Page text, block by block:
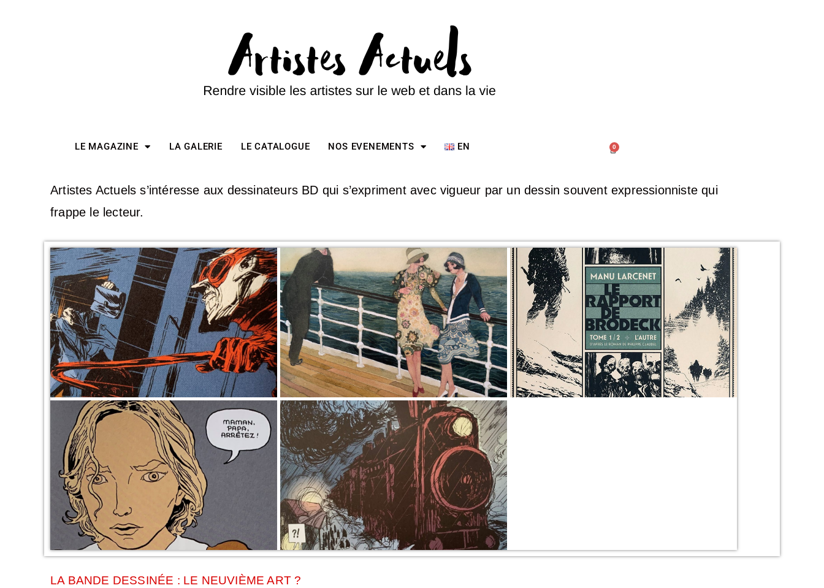
LE MAGAZINE LA GALERIE LE CATALOGUE NOS EVENEMENTS EN 0
Artistes Actuels s’intéresse aux dessinateurs BD qui s’expriment avec vigueur par un dessin souvent expressionniste qui
frappe le lecteur.
LA BANDE DESSINÉE : LE NEUVIÈME ART ?